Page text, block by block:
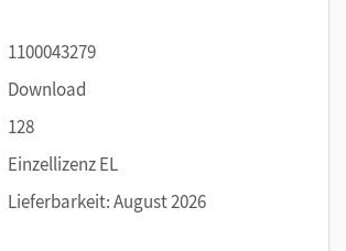
sondern durch Vertrauen,
Beziehung.
1100043279
Download
128
Einzellizenz EL
Lieferbarkeit: August 2026